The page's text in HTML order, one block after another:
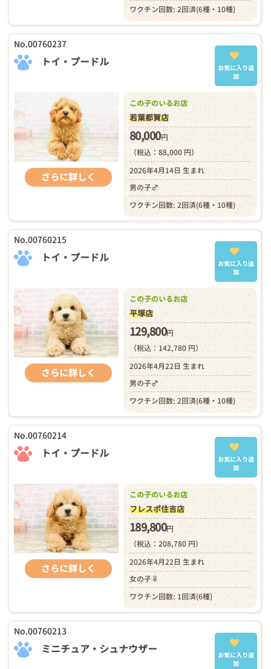
ワクチン回数: 2回済(6種・10種)
No.00760237
トイ・プードル
お気に入り追
加
さらに詳しく
この子のいるお店
若葉都賀店
80,000円
（税込：88,000 円）
2026年4月14日 生まれ
男の子♂
ワクチン回数: 2回済(6種・10種)
No.00760215
トイ・プードル
お気に入り追
加
さらに詳しく
この子のいるお店
平塚店
129,800円
（税込：142,780 円）
2026年4月22日 生まれ
男の子♂
ワクチン回数: 2回済(6種・10種)
No.00760214
トイ・プードル
お気に入り追
加
さらに詳しく
この子のいるお店
フレスポ住吉店
189,800円
（税込：208,780 円）
2026年4月22日 生まれ
女の子♀
ワクチン回数: 1回済(6種)
No.00760213
ミニチュア・シュナウザー
お気に入り追
加